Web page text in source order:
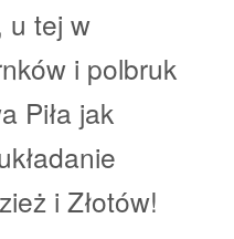
u tej w
i polbruk
Piła jak
i Złotów!